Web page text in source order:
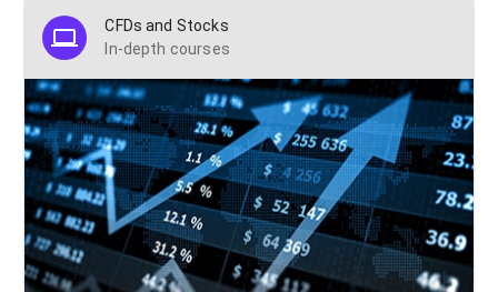
CFDs and Stocks
In-depth courses